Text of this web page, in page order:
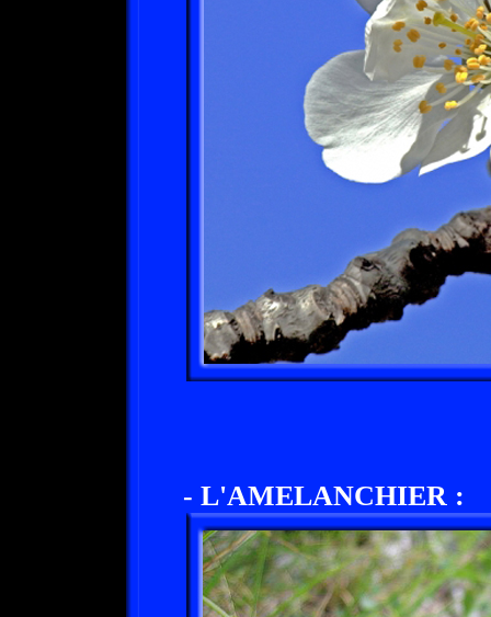
- L'AMELANCHIER :